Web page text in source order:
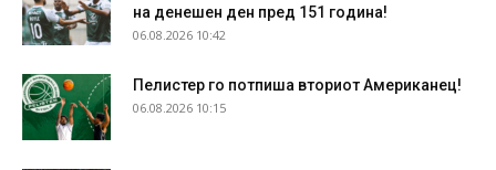
на денешен ден пред 151 година!
06.08.2026 10:42
Пелистер го потпиша вториот Американец!
06.08.2026 10:15